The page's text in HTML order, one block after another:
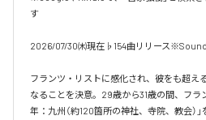
す
2026/07/30㈭現在♭154曲リリース
フランツ・リストに感化され、彼をも超え
なることを決意。29歳から31歳の間、フラ
年：九州（約120箇所の神社、寺院、教会）